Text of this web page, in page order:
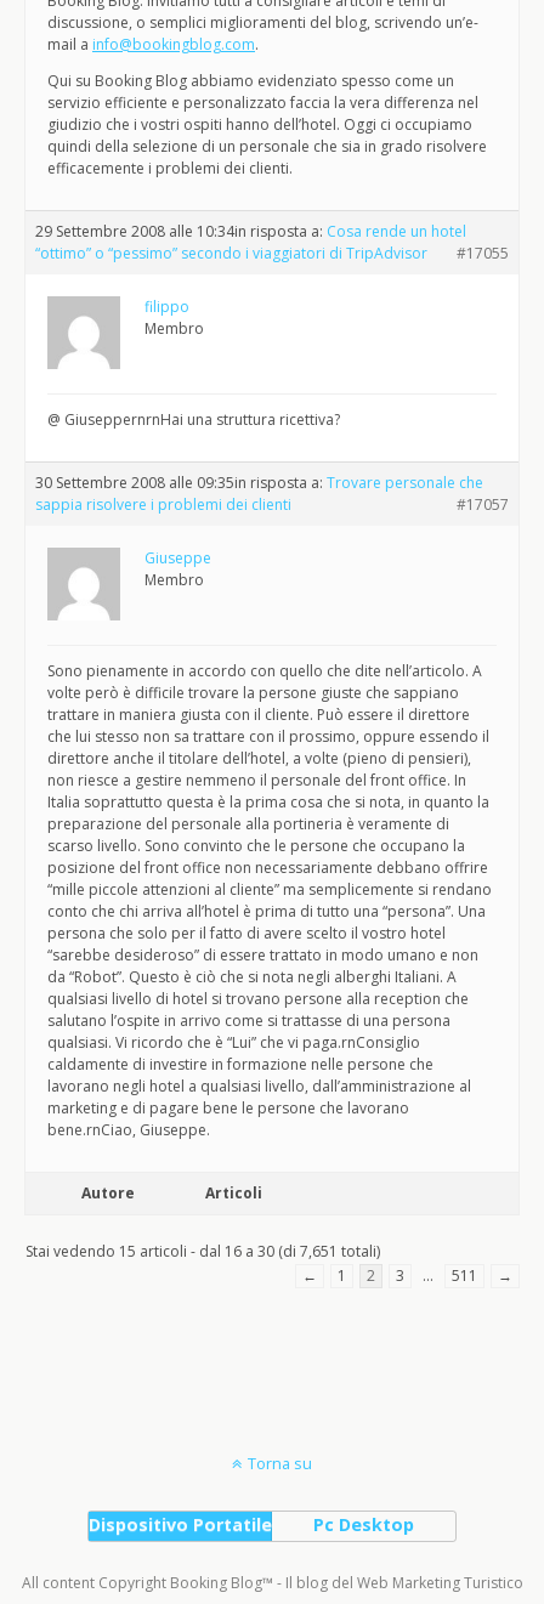
discussione, o semplici miglioramenti del blog, scrivendo un’e-
mail a info@bookingblog.com.
Qui su Booking Blog abbiamo evidenziato spesso come un
servizio efficiente e personalizzato faccia la vera differenza nel
giudizio che i vostri ospiti hanno dell’hotel. Oggi ci occupiamo
quindi della selezione di un personale che sia in grado risolvere
efficacemente i problemi dei clienti.
29 Settembre 2008 alle 10:34in risposta a: Cosa rende un hotel
“ottimo” o “pessimo” secondo i viaggiatori di TripAdvisor
#17055
filippo
Membro
@ GiuseppernrnHai una struttura ricettiva?
30 Settembre 2008 alle 09:35in risposta a: Trovare personale che
sappia risolvere i problemi dei clienti
#17057
Giuseppe
Membro
Sono pienamente in accordo con quello che dite nell’articolo. A
volte però è difficile trovare la persone giuste che sappiano
trattare in maniera giusta con il cliente. Può essere il direttore
che lui stesso non sa trattare con il prossimo, oppure essendo il
direttore anche il titolare dell’hotel, a volte (pieno di pensieri),
non riesce a gestire nemmeno il personale del front office. In
Italia soprattutto questa è la prima cosa che si nota, in quanto la
preparazione del personale alla portineria è veramente di
scarso livello. Sono convinto che le persone che occupano la
posizione del front office non necessariamente debbano offrire
“mille piccole attenzioni al cliente” ma semplicemente si rendano
conto che chi arriva all’hotel è prima di tutto una “persona”. Una
persona che solo per il fatto di avere scelto il vostro hotel
“sarebbe desideroso” di essere trattato in modo umano e non
da “Robot”. Questo è ciò che si nota negli alberghi Italiani. A
qualsiasi livello di hotel si trovano persone alla reception che
salutano l’ospite in arrivo come si trattasse di una persona
qualsiasi. Vi ricordo che è “Lui” che vi paga.rnConsiglio
caldamente di investire in formazione nelle persone che
lavorano negli hotel a qualsiasi livello, dall’amministrazione al
marketing e di pagare bene le persone che lavorano
bene.rnCiao, Giuseppe.
Autore Articoli
Stai vedendo 15 articoli - dal 16 a 30 (di 7,651 totali)
←
1 2 3 … 511 →
Torna su
Dispositivo Portatile Pc Desktop
All content Copyright Booking Blog™ - Il blog del Web Marketing Turistico